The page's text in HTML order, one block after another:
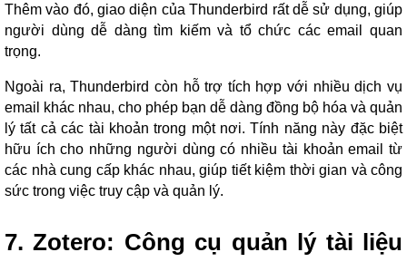
Thêm vào đó, giao diện của Thunderbird rất dễ sử dụng, giúp
người dùng dễ dàng tìm kiếm và tổ chức các email quan
trọng.
Ngoài ra, Thunderbird còn hỗ trợ tích hợp với nhiều dịch vụ
email khác nhau, cho phép bạn dễ dàng đồng bộ hóa và quản
lý tất cả các tài khoản trong một nơi. Tính năng này đặc biệt
hữu ích cho những người dùng có nhiều tài khoản email từ
các nhà cung cấp khác nhau, giúp tiết kiệm thời gian và công
sức trong việc truy cập và quản lý.
7. Zotero: Công cụ quản lý tài liệu